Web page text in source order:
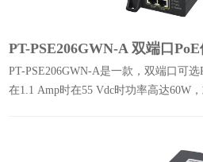
PT-PSE206GWN-A 双端口
PT-PSE206GWN-A是一款，双端口可
在1.1 Amp时在55 Vdc时功率高达60W